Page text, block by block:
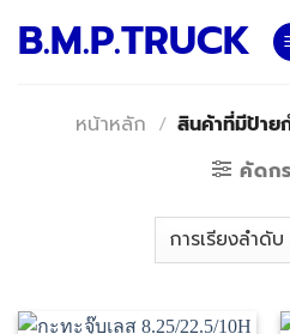
B.M.P.TRUCK
หน้าหลัก / สินค้าที่มีป้าย
คัดก